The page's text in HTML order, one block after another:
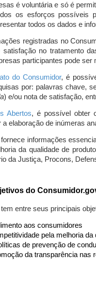
é voluntária e só é
os esforços possíveis
todos os dados e
registradas no
no tratamento
participantes pode ser
do Consumidor, é
por: palavras chave,
) e/ou nota de satisfação,
Abertos, é possível obter
a elaboração de inúmeras
informações
da qualidade de
da Justiça, Procons,
do
entre seus principais
aos consumidores
pela melhoria
de prevenção de
da transparência nas